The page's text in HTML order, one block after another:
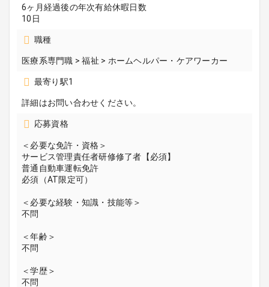
6ヶ月経過後の年次有給休暇日数
10日
職種
医療系専門職 > 福祉 > ホームヘルパー・ケアワーカー
最寄り駅1
詳細はお問い合わせください。
応募資格
＜必要な免許・資格＞
サービス管理責任者研修修了者【必須】
普通自動車運転免許
必須（AT限定可）
＜必要な経験・知識・技能等＞
不問
＜年齢＞
不問
＜学歴＞
不問